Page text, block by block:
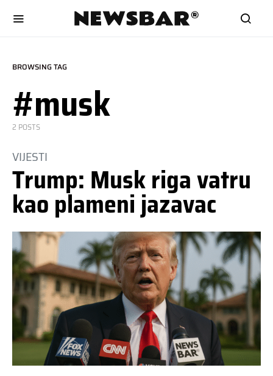
BROWSING TAG
#musk
2 POSTS
VIJESTI
Trump: Musk riga vatru
kao plameni jazavac